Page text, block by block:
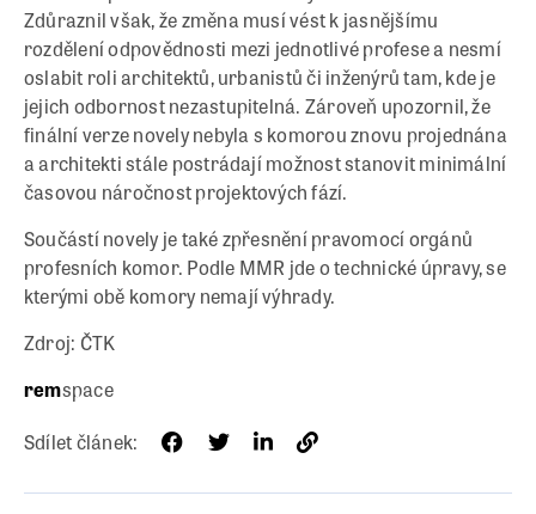
Zdůraznil však, že změna musí vést k jasnějšímu
rozdělení odpovědnosti mezi jednotlivé profese a nesmí
oslabit roli architektů, urbanistů či inženýrů tam, kde je
jejich odbornost nezastupitelná. Zároveň upozornil, že
finální verze novely nebyla s komorou znovu projednána
a architekti stále postrádají možnost stanovit minimální
časovou náročnost projektových fází.
Součástí novely je také zpřesnění pravomocí orgánů
profesních komor. Podle MMR jde o technické úpravy, se
kterými obě komory nemají výhrady.
Zdroj: ČTK
remspace
Sdílet článek: